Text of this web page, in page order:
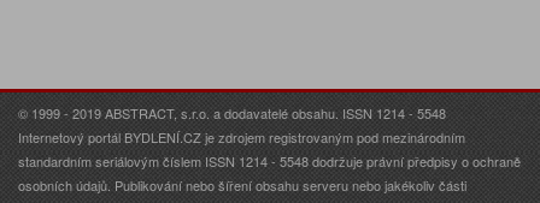
© 1999 - 2019 ABSTRACT, s.r.o. a dodavatelé obsahu. ISSN 1214 - 5548
Internetový portál BYDLENÍ.CZ je zdrojem registrovaným pod mezinárodním
standardním seriálovým číslem ISSN 1214 - 5548 dodržuje právní předpisy o ochraně
osobních údajů. Publikování nebo šíření obsahu serveru nebo jakékoliv části